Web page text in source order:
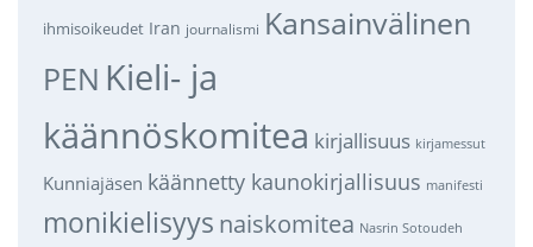
ihmisoikeudet Iran journalismi Kansainvälinen
PEN Kieli- ja
käännöskomitea kirjallisuus kirjamessut
Kunniajäsen käännetty kaunokirjallisuus manifesti
monikielisyys naiskomitea Nasrin Sotoudeh